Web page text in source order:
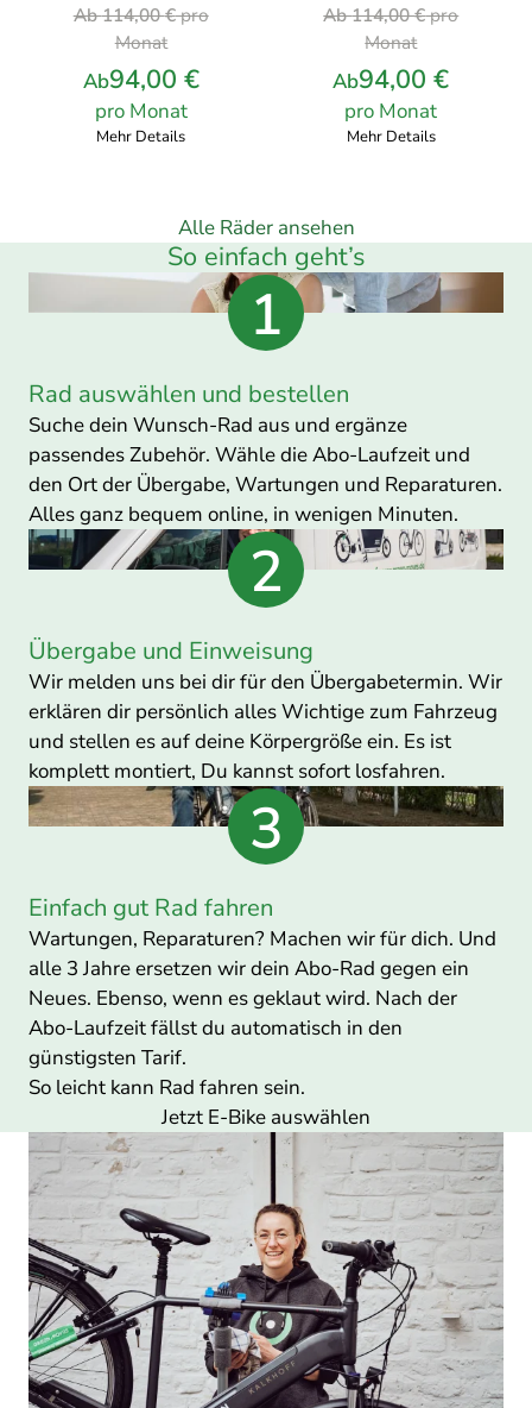
Ab114,00€pro
Monat
Ursprünglicher
Preis
war:
114,00 €
pro
Ab94,00 €
pro Monat
Mehr Details
Ab114,00€pro
Monat
Ursprünglicher
Preis
war:
114,00 €
pro
Ab94,00€
pro Monat
Mehr Details
Alle Räder ansehen
So einfach geht’s
Rad auswählen und bestellen
Suche dein Wunsch-Rad aus und ergänze
passendes Zubehör. Wähle die Abo-Laufzeit und
den Ort der Übergabe, Wartungen und Reparaturen.
Alles ganz bequem online, in wenigen Minuten.
Übergabe und Einweisung
Wir melden uns bei dir für den Übergabetermin. Wir
erklären dir persönlich alles Wichtige zum Fahrzeug
und stellen es auf deine Körpergröße ein. Es ist
komplett montiert, Du kannst sofort losfahren.
Einfach gut Rad fahren
Wartungen, Reparaturen? Machen wir für dich. Und
alle 3 Jahre ersetzen wir dein Abo-Rad gegen ein
Neues. Ebenso, wenn es geklaut wird. Nach der
Abo-Laufzeit fällst du automatisch in den
günstigsten Tarif.
So leicht kann Rad fahren sein.
Jetzt E-Bike auswählen